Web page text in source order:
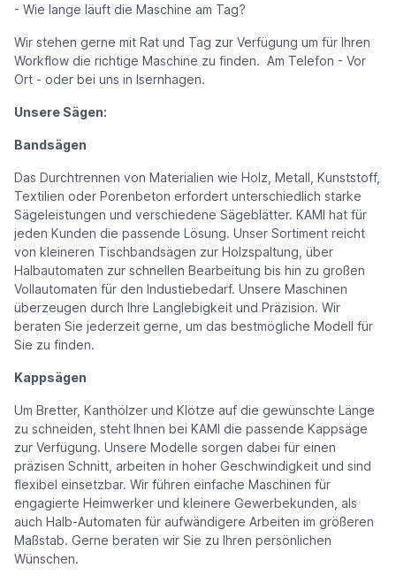
- Wie lange läuft die Maschine am Tag?
Wir stehen gerne mit Rat und Tag zur Verfügung um für Ihren
Workflow die richtige Maschine zu finden. Am Telefon - Vor
Ort - oder bei uns in Isernhagen.
Unsere Sägen:
Bandsägen
Das Durchtrennen von Materialien wie Holz, Metall, Kunststoff,
Textilien oder Porenbeton erfordert unterschiedlich starke
Sägeleistungen und verschiedene Sägeblätter. KAMI hat für
jeden Kunden die passende Lösung. Unser Sortiment reicht
von kleineren Tischbandsägen zur Holzspaltung, über
Halbautomaten zur schnellen Bearbeitung bis hin zu großen
Vollautomaten für den Industiebedarf. Unsere Maschinen
überzeugen durch Ihre Langlebigkeit und Präzision. Wir
beraten Sie jederzeit gerne, um das bestmögliche Modell für
Sie zu finden.
Kappsägen
Um Bretter, Kanthölzer und Klötze auf die gewünschte Länge
zu schneiden, steht Ihnen bei KAMI die passende Kappsäge
zur Verfügung. Unsere Modelle sorgen dabei für einen
präzisen Schnitt, arbeiten in hoher Geschwindigkeit und sind
flexibel einsetzbar. Wir führen einfache Maschinen für
engagierte Heimwerker und kleinere Gewerbekunden, als
auch Halb-Automaten für aufwändigere Arbeiten im größeren
Maßstab. Gerne beraten wir Sie zu Ihren persönlichen
Wünschen.